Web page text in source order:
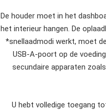
De houder moet in het
het interieur hangen. De
*snellaadmodi werkt, moet
USB-A-poort op de
secundaire apparaten
U hebt volledige toegang